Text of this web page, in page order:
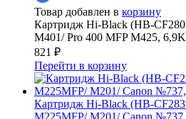
Товар добавлен в корзину
Картридж Hi-Black (HB-
M401/ Pro 400 MFP M425, 6,9K
821 ₽
Перейти в корзину
Картридж Hi-Black (HB-